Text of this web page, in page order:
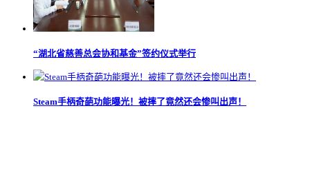
“湖北省慈善总会协和基金”签约仪式举行
Steam手柄奇葩功能曝光！被摔了竟然还会惨叫出声！